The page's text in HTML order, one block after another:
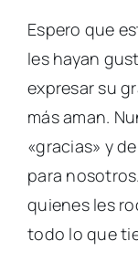
Espero que
les hayan
expresar su
más aman.
«gracias» y
para
quienes les
todo lo que